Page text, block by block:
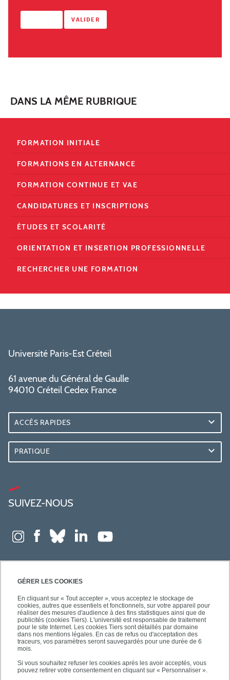
GÉRER LES COOKIES
En cliquant sur « Tout accepter », vous acceptez le stockage de
cookies, autres que essentiels et fonctionnels, sur votre appareil pour
réaliser des mesures d'audience à des fins statistiques ainsi que de
publicités (cookies Tiers). L'université est responsable de traitement
pour le site Internet. Les cookies Tiers sont détaillés par domaine
dans nos mentions légales. En cas de refus ou d'acceptation des
traceurs, vos paramètres seront sauvegardés pour une durée de 6
mois.
Si vous souhaitez refuser les cookies après les avoir acceptés, vous
pouvez retirer votre consentement en cliquant sur « Personnaliser ».
DANS LA MÊME RUBRIQUE
FORMATION INITIALE
FORMATIONS EN ALTERNANCE
FORMATION CONTINUE ET VAE
CANDIDATURES ET INSCRIPTIONS
ÉTUDES ET SCOLARITÉ
ORIENTATION ET INSERTION PROFESSIONNELLE
RECHERCHER UNE FORMATION
Université Paris-Est Créteil
61 avenue du Général de Gaulle
94010 Créteil Cedex France
ACCÈS RAPIDES
PRATIQUE
SUIVEZ-NOUS